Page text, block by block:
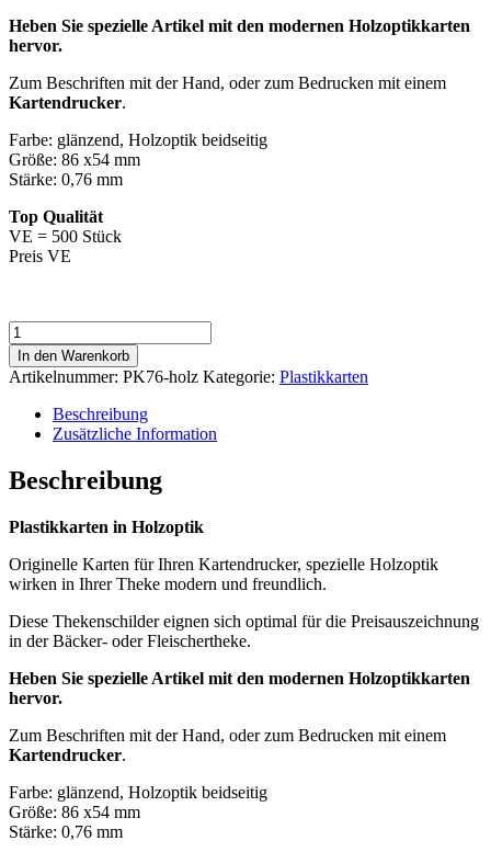
Heben Sie spezielle Artikel mit den modernen Holzoptikkarten
hervor.
Zum Beschriften mit der Hand, oder zum Bedrucken mit einem
Kartendrucker.
Farbe: glänzend, Holzoptik beidseitig
Größe: 86 x54 mm
Stärke: 0,76 mm
Top Qualität
VE = 500 Stück
Preis VE
Plastikkarten
-
Holzoptik
Menge
In den Warenkorb
Artikelnummer: PK76-holz Kategorie: Plastikkarten
Beschreibung
Zusätzliche Information
Beschreibung
Plastikkarten in Holzoptik
Originelle Karten für Ihren Kartendrucker, spezielle Holzoptik
wirken in Ihrer Theke modern und freundlich.
Diese Thekenschilder eignen sich optimal für die Preisauszeichnung
in der Bäcker- oder Fleischertheke.
Heben Sie spezielle Artikel mit den modernen Holzoptikkarten
hervor.
Zum Beschriften mit der Hand, oder zum Bedrucken mit einem
Kartendrucker.
Farbe: glänzend, Holzoptik beidseitig
Größe: 86 x54 mm
Stärke: 0,76 mm